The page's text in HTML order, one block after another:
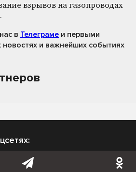
взрывов на газопроводах
в Телеграме и первыми
новостях и важнейших событиях